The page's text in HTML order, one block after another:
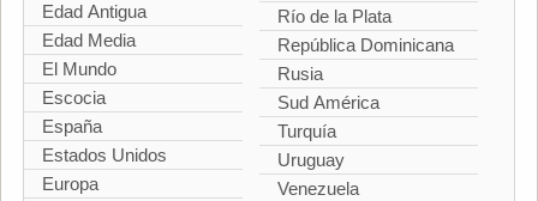
Edad Antigua
Edad Media
El Mundo
Escocia
España
Estados Unidos
Europa
Río de la Plata
República Dominicana
Rusia
Sud América
Turquía
Uruguay
Venezuela